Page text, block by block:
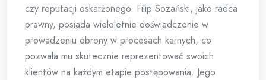
czy reputacji oskarżonego. Filip Sozański, jako radca
prawny, posiada wieloletnie doświadczenie w
prowadzeniu obrony w procesach karnych, co
pozwala mu skutecznie reprezentować swoich
klientów na każdym etapie postępowania. Jego